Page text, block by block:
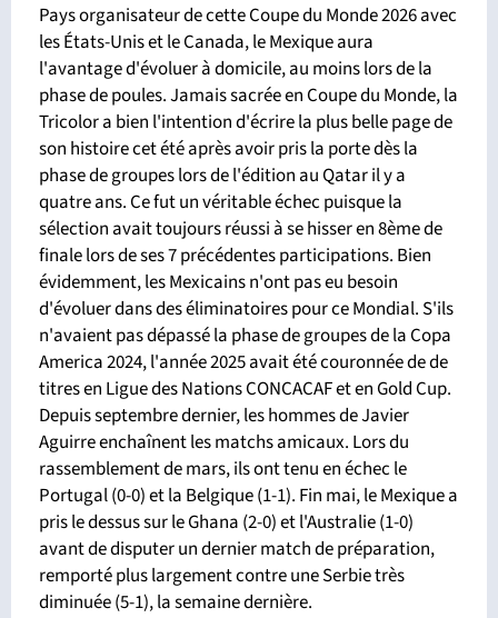
Pays organisateur de cette Coupe du Monde 2026 avec
les États-Unis et le Canada, le Mexique aura
l'avantage d'évoluer à domicile, au moins lors de la
phase de poules. Jamais sacrée en Coupe du Monde, la
Tricolor a bien l'intention d'écrire la plus belle page de
son histoire cet été après avoir pris la porte dès la
phase de groupes lors de l'édition au Qatar il y a
quatre ans. Ce fut un véritable échec puisque la
sélection avait toujours réussi à se hisser en 8ème de
finale lors de ses 7 précédentes participations. Bien
évidemment, les Mexicains n'ont pas eu besoin
d'évoluer dans des éliminatoires pour ce Mondial. S'ils
n'avaient pas dépassé la phase de groupes de la Copa
America 2024, l'année 2025 avait été couronnée de de
titres en Ligue des Nations CONCACAF et en Gold Cup.
Depuis septembre dernier, les hommes de Javier
Aguirre enchaînent les matchs amicaux. Lors du
rassemblement de mars, ils ont tenu en échec le
Portugal (0-0) et la Belgique (1-1). Fin mai, le Mexique a
pris le dessus sur le Ghana (2-0) et l'Australie (1-0)
avant de disputer un dernier match de préparation,
remporté plus largement contre une Serbie très
diminuée (5-1), la semaine dernière.